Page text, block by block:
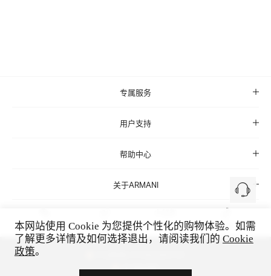
专属服务
用户支持
帮助中心
关于ARMANI
微信 微博 小红书 抖音
电子营业执照
本网站使用 Cookie 为您提供个性化的购物体验。如需
了解更多详情及如何选择退出，请阅读我们的 Cookie
政策。